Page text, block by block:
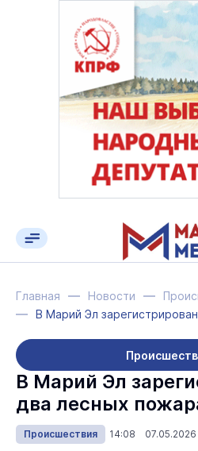
Главная Новости
В Марий Эл
В Марий Эл
два лесных
Происшествия 14:08 07.05.2026